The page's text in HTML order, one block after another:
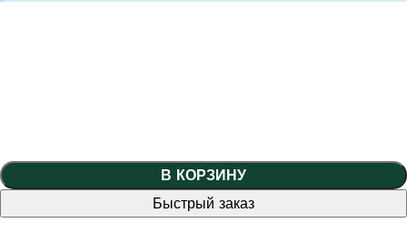
В КОРЗИНУ
Быстрый заказ